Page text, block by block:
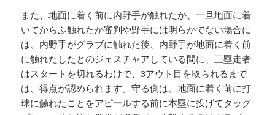
また、地面に着く前に内野手が触れたか、一旦地面に着
いてからふ触れたか審判や野手には明らかでない場合に
は、内野手がグラブに触れた後、内野手が地面に着く前
に触れたしたとのジェスチャアしている間に、三塁走者
はスタートを切れるわけで、3アウト目を取られるまで
は、得点が認められます。守る側は、地面に着く前に打
球に触れたことをアピールする前に本塁に投げてタッグ